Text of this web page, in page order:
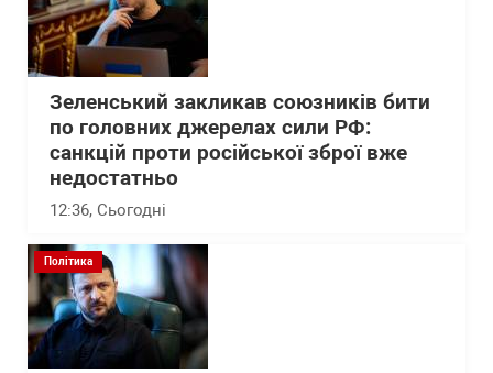
Зеленський закликав союзників бити
по головних джерелах сили РФ:
санкцій проти російської зброї вже
недостатньо
12:36, Сьогодні
Політика